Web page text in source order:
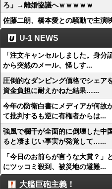
ろ」→離婚協議へｗｗｗｗｗ
佐藤二朗、橋本愛との騒動で主演
U-1 NEWS
「注文キャンセルしました。身
から突然のメール、怪しす...
圧倒的なダンピング価格でシェア
資金負担に耐えかねた結果…...
今年の防衛白書にメディアが何故
て批判するも逆に有権者からは...
強風で欄干が全面的に倒壊した中
ると凄まじい事実が発覚して…...
「今日のお前らが言うな大賞？
にツッコミ殺到、被災地の避難...
大艦巨砲主義！